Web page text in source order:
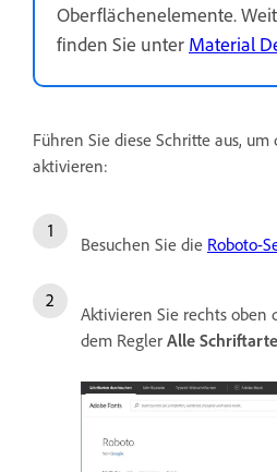
Oberflächenelemente.
finden Sie unter Material
Führen Sie diese Schritte aus,
aktivieren:
Besuchen Sie die Roboto-
Aktivieren Sie rechts
dem Regler Alle